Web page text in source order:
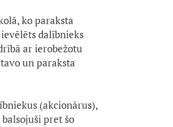
ko paraksta
dalībnieks
ar ierobežotu
un paraksta
(akcionārus),
pret šo